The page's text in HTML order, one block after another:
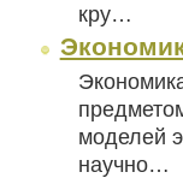
кру…
моделей
научно…